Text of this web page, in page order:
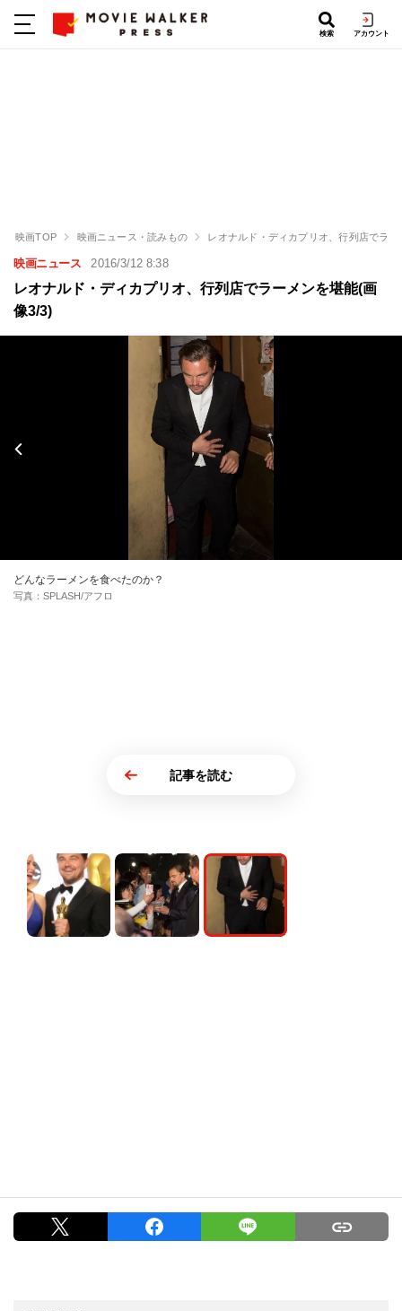
検索 アカウント
映画TOP 映画ニュース・読みもの レオナルド・ディカプリオ、行列店でラー
映画ニュース 2016/3/12 8:38
レオナルド・ディカプリオ、行列店でラーメンを堪能(画
像3/3)
どんなラーメンを食べたのか？
写真：SPLASH/アフロ
記事を読む